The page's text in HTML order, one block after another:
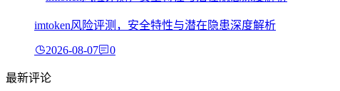
imtoken风险评测，安全特性与潜在隐患深度解析
2026-08-07 0
最新评论